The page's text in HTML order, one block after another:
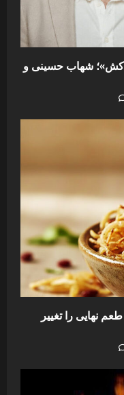
شهاب حسینی و
نهایی را تغییر